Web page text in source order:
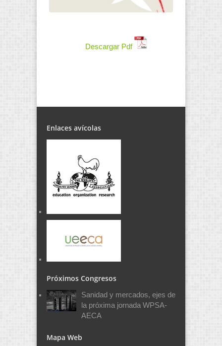
Descargar Pdf
Enlaces avícolas
Próximos Congresos
Sanidad y mercados, ejes de
la próxima jornada WPSA-
AECA
Mapa Web